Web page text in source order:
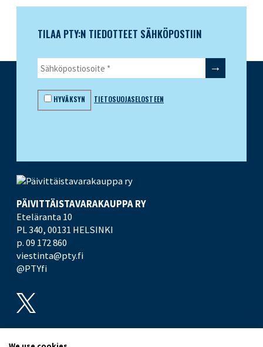
TILAA PTY:N TIEDOTTEET SÄHKÖPOSTIIN
HYVÄKSYN TIETOSUOJASELOSTEEN
PÄIVITTÄISTAVARA­KAUPPA RY
Eteläranta 10
PL 340,00131 HELSINKI
p. 09 172 860
viestinta@pty.fi
@PTYfi